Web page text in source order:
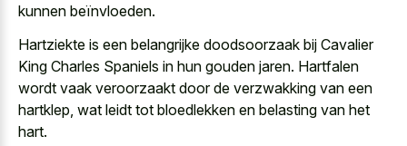
kunnen beïnvloeden.
Hartziekte is een belangrijke doodsoorzaak bij Cavalier
King Charles Spaniels in hun gouden jaren. Hartfalen
wordt vaak veroorzaakt door de verzwakking van een
hartklep, wat leidt tot bloedlekken en belasting van het
hart.